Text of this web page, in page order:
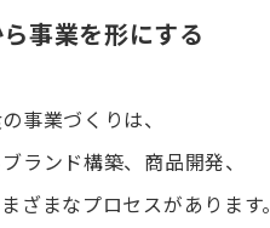
事業を形にする
事業づくりは、
ランド構築、商品開発、
ざまなプロセスがあります。